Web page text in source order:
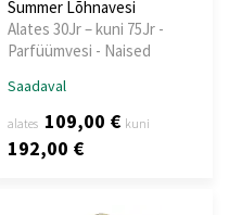
Summer Lõhnavesi
Alates 30Jr – kuni 75Jr -
Parfüümvesi - Naised
Saadaval
alates 109,00 € kuni
192,00 €